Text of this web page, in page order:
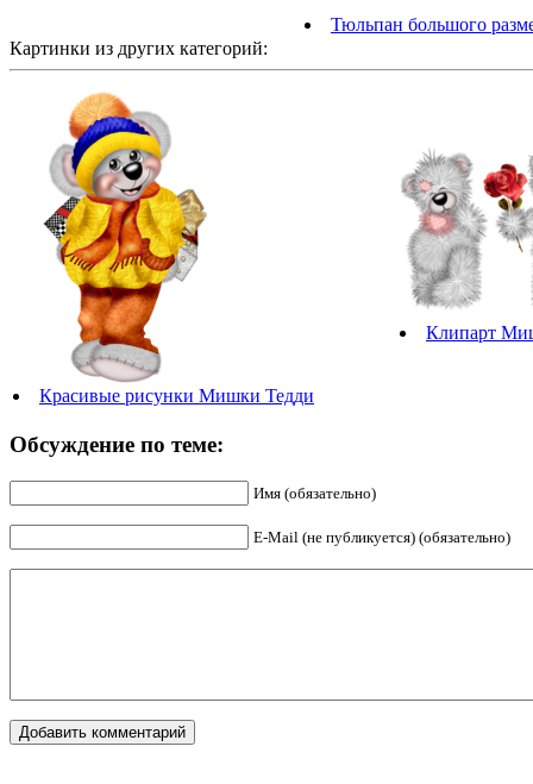
Тюльпан большого
Картинки из других категорий:
Красивые рисунки Мишки Тедди
Клипарт
Обсуждение по теме:
Имя (обязательно)
E-Mail (не публикуется) (обязательно)